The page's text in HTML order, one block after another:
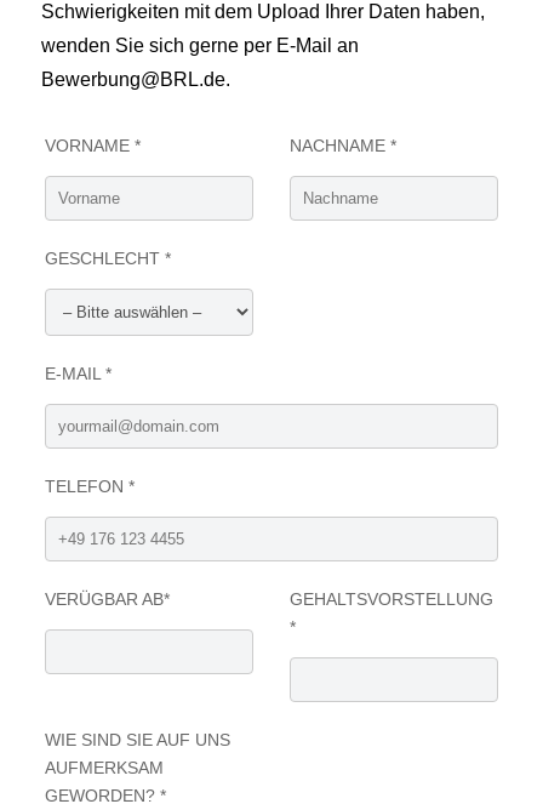
Schwierigkeiten mit dem Upload Ihrer Daten haben,
wenden Sie sich gerne per E-Mail an
Bewerbung@BRL.de.
VORNAME * NACHNAME *
GESCHLECHT *
E-MAIL *
TELEFON *
VERÜGBAR AB*
GEHALTSVORSTELLUNG
*
WIE SIND SIE AUF UNS
AUFMERKSAM
GEWORDEN? *